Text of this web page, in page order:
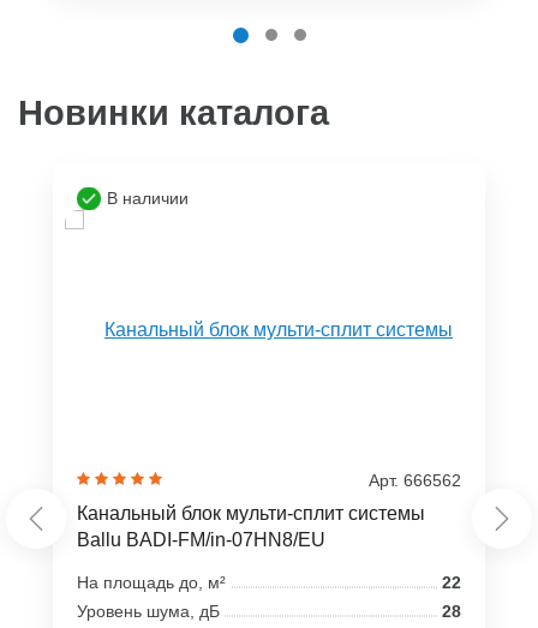
Новинки каталога
В наличии
Арт. 666562
Канальный блок мульти-сплит системы
Ballu BADI-FM/in-07HN8/EU
На площадь до, м²
22
Уровень шума, дБ
28